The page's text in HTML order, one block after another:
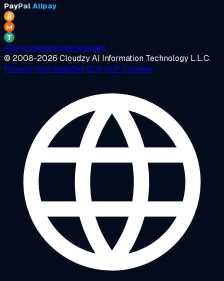
PayPal Alipay
Alle systemen operationeel
© 2008-2026 Cloudzy AI Information Technology L.L.C.
PrivacyVoorwaarden SLAAUP Cookies